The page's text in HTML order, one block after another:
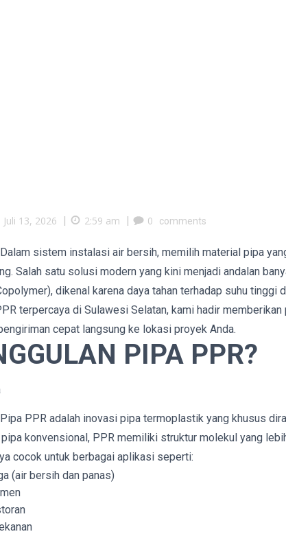
Juli 13, 2026 | 2:59 am | 0 comments
sistem instalasi air bersih, memilih material pipa
Salah satu solusi modern yang kini menjadi andalan
dikenal karena daya tahan terhadap suhu tinggi
terpercaya di Sulawesi Selatan, kami hadir
cepat langsung ke lokasi proyek Anda.
PIPA PPR?
PPR adalah inovasi pipa termoplastik yang khusus
konvensional, PPR memiliki struktur molekul yang
cocok untuk berbagai aplikasi seperti:
(air bersih dan panas)